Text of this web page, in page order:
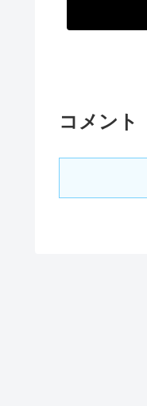
コメント